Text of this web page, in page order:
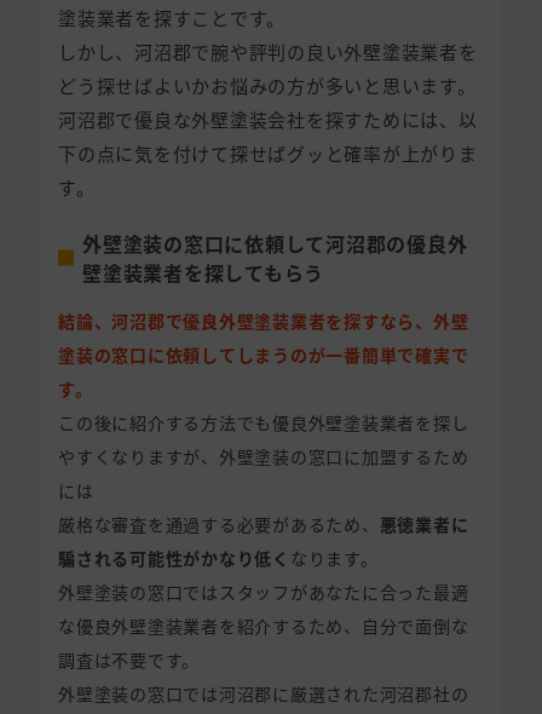
塗装業者を探すことです。
しかし、河沼郡で腕や評判の良い外壁塗装業者を
どう探せばよいかお悩みの方が多いと思います。
河沼郡で優良な外壁塗装会社を探すためには、以
下の点に気を付けて探せばグッと確率が上がりま
す。
外壁塗装の窓口に依頼して河沼郡の優良外
壁塗装業者を探してもらう
結論、河沼郡で優良外壁塗装業者を探すなら、外壁
塗装の窓口に依頼してしまうのが一番簡単で確実で
す。
この後に紹介する方法でも優良外壁塗装業者を探し
やすくなりますが、外壁塗装の窓口に加盟するため
には
厳格な審査を通過する必要があるため、 悪徳業者に
騙される可能性がかなり低く なります。
外壁塗装の窓口ではスタッフがあなたに合った最適
な優良外壁塗装業者を紹介するため、自分で面倒な
調査は不要です。
外壁塗装の窓口では河沼郡に厳選された河沼郡社の